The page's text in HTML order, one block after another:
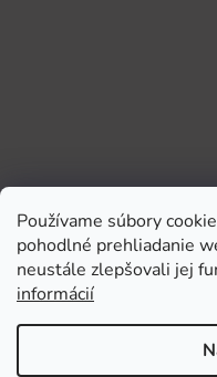
Používame súbory
pohodlné prehliadanie
neustále zlepšovali jej
informácií
Prijímame online